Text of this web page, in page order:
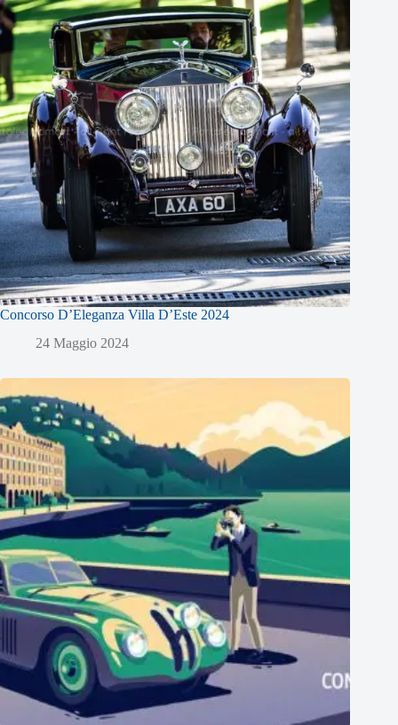
Concorso D’Eleganza Villa D’Este 2024
24 Maggio 2024